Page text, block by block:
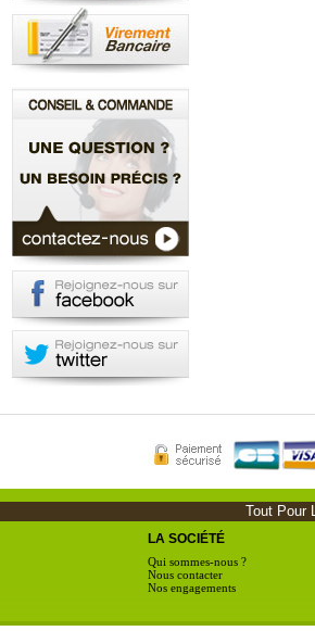
Tout Pour
LA SOCIÉTÉ
Qui sommes-nous ?
Nous contacter
Nos engagements